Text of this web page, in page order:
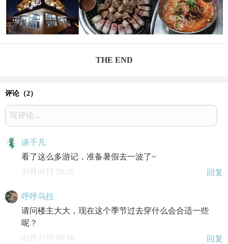
THE END
评论（2）
写评论...
谈千凡
看了这么多游记，准备暑假去一波了~
回复
03月08日 20:20
呼呼乌拉
请问楼主大大，现在这个季节过去穿什么会合适一些
呢？
回复
02月27日 09:10